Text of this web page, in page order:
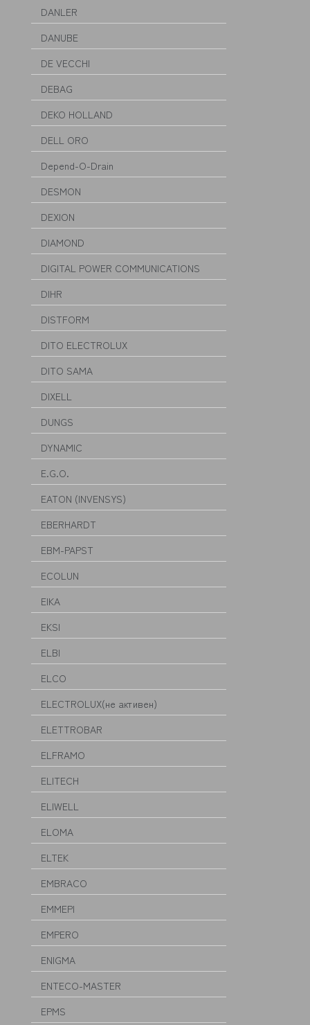
DANLER
DANUBE
DE VECCHI
DEBAG
DEKO HOLLAND
DELL ORO
Depend-O-Drain
DESMON
DEXION
DIAMOND
DIGITAL POWER COMMUNICATIONS
DIHR
DISTFORM
DITO ELECTROLUX
DITO SAMA
DIXELL
DUNGS
DYNAMIC
E.G.O.
EATON (INVENSYS)
EBERHARDT
EBM-PAPST
ECOLUN
EIKA
EKSI
ELBI
ELCO
ELECTROLUX(не активен)
ELETTROBAR
ELFRAMO
ELITECH
ELIWELL
ELOMA
ELTEK
EMBRACO
EMMEPI
EMPERO
ENIGMA
ENTECO-MASTER
EPMS